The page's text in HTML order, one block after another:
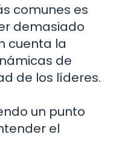
comunes es
demasiado
cuenta la
de
de los líderes.
un punto
el